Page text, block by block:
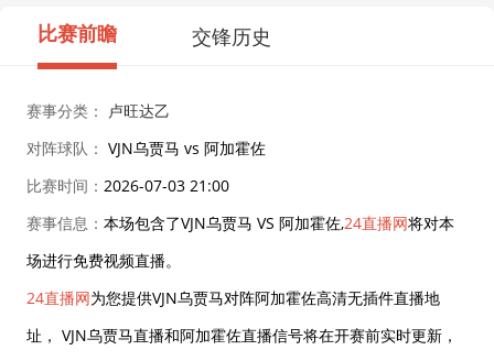
比赛前瞻 交锋历史
赛事分类：
卢旺达乙
对阵球队： VJN乌贾马 vs 阿加霍佐
比赛时间： 2026-07-03 21:00
赛事信息： 本场包含了VJN乌贾马 VS 阿加霍佐,24直播网将对本
场进行免费视频直播。
24直播网为您提供VJN乌贾马对阵阿加霍佐高清无插件直播地
址， VJN乌贾马直播和阿加霍佐直播信号将在开赛前实时更新，